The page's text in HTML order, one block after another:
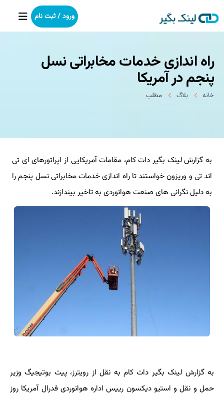
خانه
بکلینک
خدمات ما
درباره ما
آموزش
ورود / ثبت نام
راه اندازی خدمات مخابراتی نسل
پنجم در آمریکا
خانه بلاگ مطلب
به گزارش لینک بگیر دات کام، مقامات آمریکایی از اپراتورهای ای تی
اند تی و وریزون خواستند تا راه اندازی خدمات مخابراتی نسل پنجم را
به دلیل نگرانی های صنعت هوانوردی به تاخیر بیندازند.
به گزارش لینک بگیر دات کام به نقل از رویترز، پیت بوتیجیگ وزیر
حمل و نقل و استیو دیکسون رییس اداره هوانوردی فدرال آمریکا روز